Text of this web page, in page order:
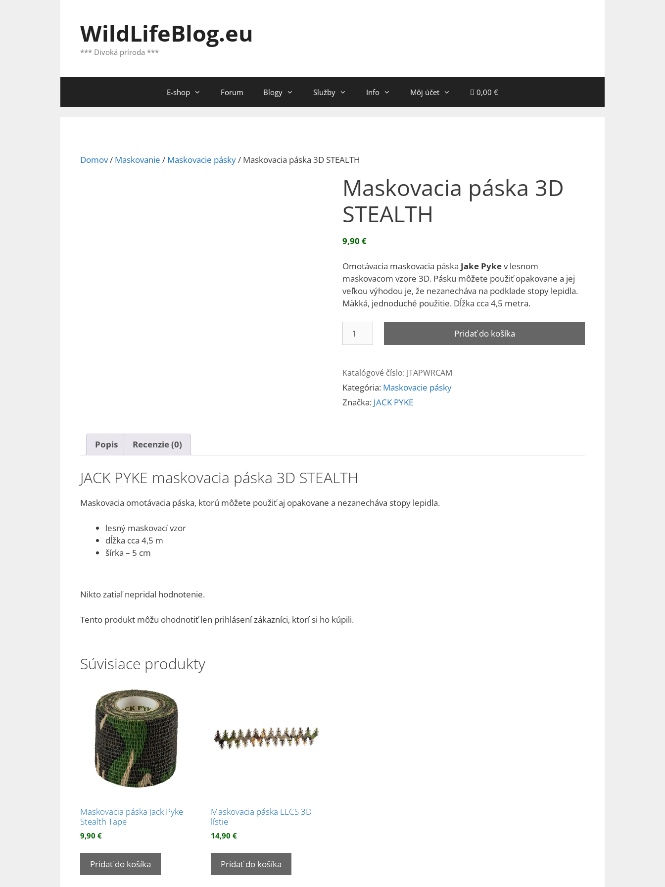
WildLifeBlog.eu
*** Divoká príroda ***
E-shop Forum Blogy Služby Info Môj účet 0,00 €
Domov/ Maskovanie / Maskovacie pásky/ Maskovacia páska 3D STEALTH
Maskovacia páska 3D
STEALTH
9,90€
Omotávacia maskovacia páska Jake Pykev lesnom
maskovacom vzore 3D. Pásku môžete použiť opakovane a jej
veľkou výhodou je, že nezanecháva na podklade stopy lepidla.
Mäkká, jednoduché použitie. Dĺžka cca 4,5 metra.
Maskovacia
STEALTH
Pridať do košíka
Katalógové číslo: JTAPWRCAM
Kategória: Maskovacie pásky
Značka: JACK PYKE
Popis Recenzie (0)
JACK PYKE maskovacia páska 3D STEALTH
Maskovacia omotávacia páska, ktorú môžete použiť aj opakovane a nezanecháva stopy lepidla.
lesný maskovací vzor
dĺžka cca 4,5 m
šírka – 5 cm
Nikto zatiaľ nepridal hodnotenie.
Tento produkt môžu ohodnotiť len prihlásení zákazníci, ktorí si ho kúpili.
Súvisiace produkty
Maskovacia páska Jack Pyke
Stealth Tape
9,90 €
Pridať do košíka
Maskovacia páska LLCS 3D
lístie
14,90 €
Pridať do košíka